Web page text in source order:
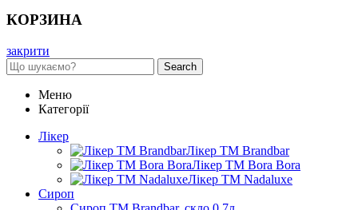
КОРЗИНА
закрити
Search
Меню
Категорії
Лікер
Лікер ТМ Brandbar
Лікер ТМ Bora Bora
Лікер ТМ Nadaluxe
Сироп